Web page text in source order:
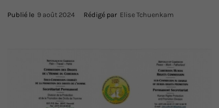
Publié le 9 août 2024 Rédigé par Elise Tchuenkam